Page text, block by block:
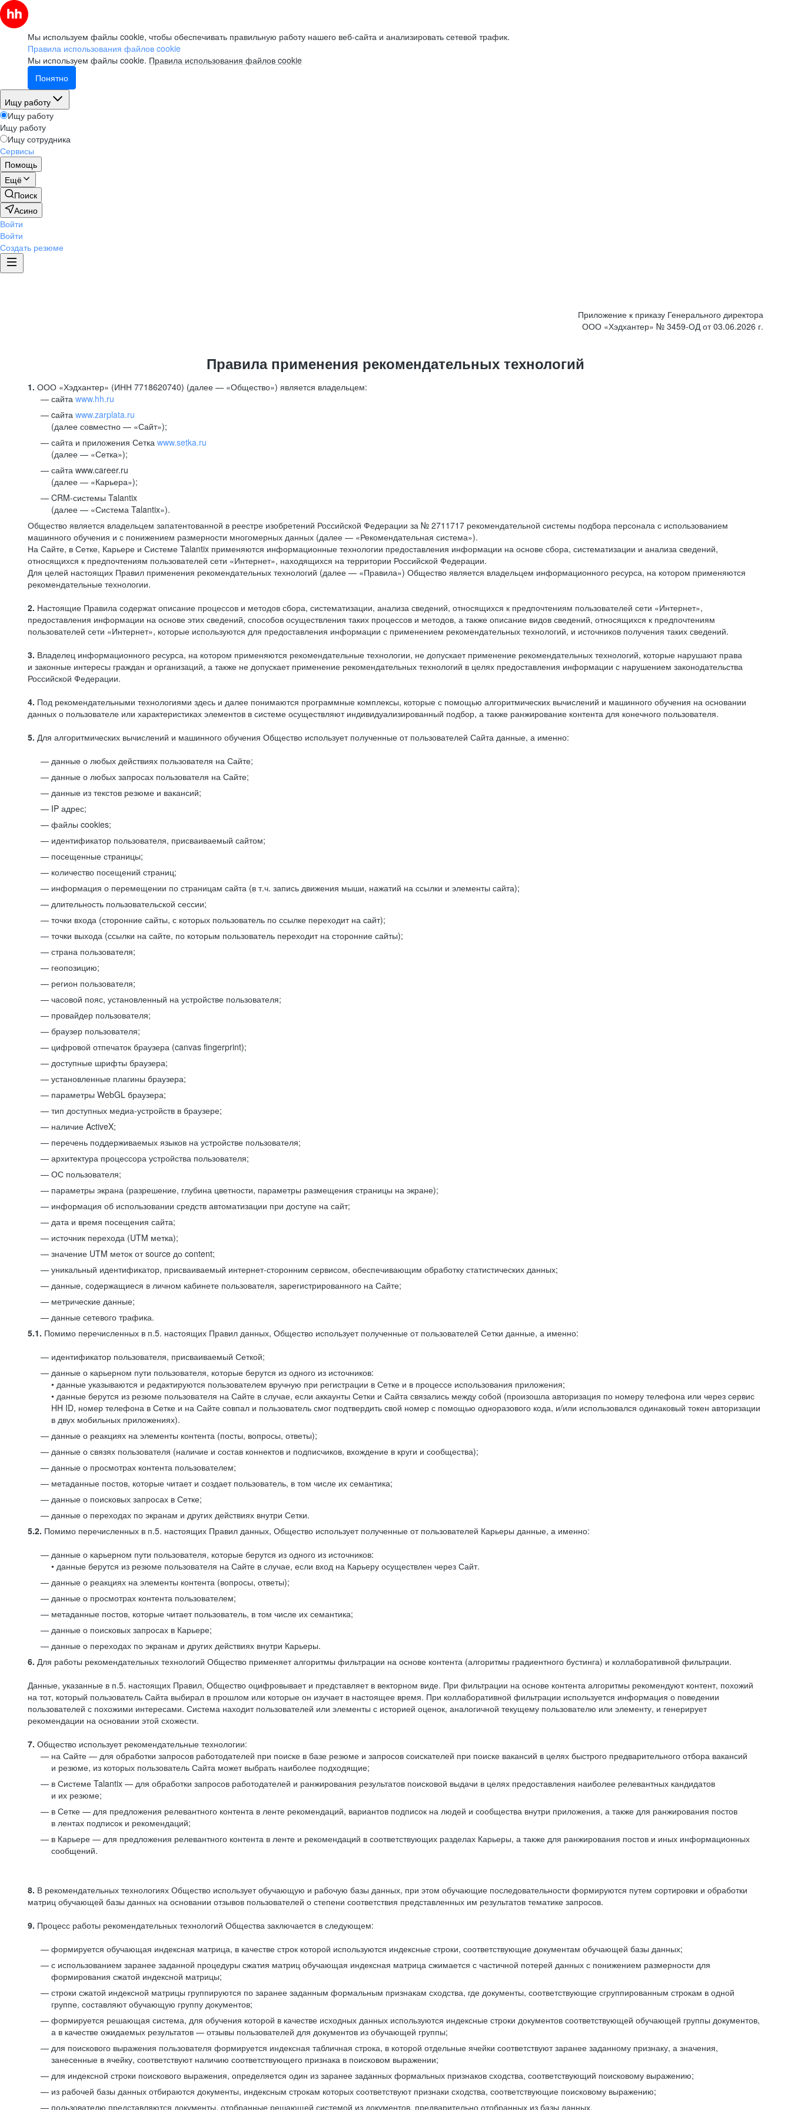
Мы используем файлы cookie, чтобы обеспечивать правильную работу нашего веб-сайта и анализировать сетевой трафик.
Правила использования файлов cookie
Мы используем файлы cookie. Правила использования файлов cookie
Понятно
Ищу работу
Ищу работу
Ищу работу
Ищу сотрудника
Сервисы
Помощь
Ещё
Поиск
Асино
Войти
Войти
Создать резюме
Приложение к приказу Генерального директора
ООО «Хэдхантер» № 3459-ОД от 03.06.2026 г.
Правила применения рекомендательных технологий
1. ООО «Хэдхантер» (ИНН 7718620740) (далее — «Общество») является владельцем:
сайта www.hh.ru
cайта www.zarplata.ru
(далее совместно — «Сайт»);
сайта и приложения Сетка www.setka.ru
(далее — «Сетка»);
сайта www.career.ru
(далее — «Карьера»);
CRM-системы Talantix
(далее — «Система Talantix»).
Общество является владельцем запатентованной в реестре изобретений Российской Федерации за № 2711717 рекомендательной системы подбора персонала с использованием
машинного обучения и с понижением размерности многомерных данных (далее — «Рекомендательная система»).
На Сайте, в Сетке, Карьере и Системе Talantix применяются информационные технологии предоставления информации на основе сбора, систематизации и анализа сведений,
относящихся к предпочтениям пользователей сети «Интернет», находящихся на территории Российской Федерации.
Для целей настоящих Правил применения рекомендательных технологий (далее — «Правила») Общество является владельцем информационного ресурса, на котором применяются
рекомендательные технологии.
2. Настоящие Правила содержат описание процессов и методов сбора, систематизации, анализа сведений, относящихся к предпочтениям пользователей сети «Интернет»,
предоставления информации на основе этих сведений, способов осуществления таких процессов и методов, а также описание видов сведений, относящихся к предпочтениям
пользователей сети «Интернет», которые используются для предоставления информации с применением рекомендательных технологий, и источников получения таких сведений.
3. Владелец информационного ресурса, на котором применяются рекомендательные технологии, не допускает применение рекомендательных технологий, которые нарушают права
и законные интересы граждан и организаций, а также не допускает применение рекомендательных технологий в целях предоставления информации с нарушением законодательства
Российской Федерации.
4. Под рекомендательными технологиями здесь и далее понимаются программные комплексы, которые с помощью алгоритмических вычислений и машинного обучения на основании
данных о пользователе или характеристиках элементов в системе осуществляют индивидуализированный подбор, а также ранжирование контента для конечного пользователя.
5. Для алгоритмических вычислений и машинного обучения Общество использует полученные от пользователей Сайта данные, а именно:
данные о любых действиях пользователя на Сайте;
данные о любых запросах пользователя на Сайте;
данные из текстов резюме и вакансий;
IP адрес;
файлы cookies;
идентификатор пользователя, присваиваемый сайтом;
посещенные страницы;
количество посещений страниц;
информация о перемещении по страницам сайта (в т.ч. запись движения мыши, нажатий на ссылки и элементы сайта);
длительность пользовательской сессии;
точки входа (сторонние сайты, с которых пользователь по ссылке переходит на сайт);
точки выхода (ссылки на сайте, по которым пользователь переходит на сторонние сайты);
страна пользователя;
геопозицию;
регион пользователя;
часовой пояс, установленный на устройстве пользователя;
провайдер пользователя;
браузер пользователя;
цифровой отпечаток браузера (canvas fingerprint);
доступные шрифты браузера;
установленные плагины браузера;
параметры WebGL браузера;
тип доступных медиа-устройств в браузере;
наличие ActiveX;
перечень поддерживаемых языков на устройстве пользователя;
архитектура процессора устройства пользователя;
ОС пользователя;
параметры экрана (разрешение, глубина цветности, параметры размещения страницы на экране);
информация об использовании средств автоматизации при доступе на сайт;
дата и время посещения сайта;
источник перехода (UTM метка);
значение UTM меток от source до content;
уникальный идентификатор, присваиваемый интернет-сторонним сервисом, обеспечивающим обработку статистических данных;
данные, содержащиеся в личном кабинете пользователя, зарегистрированного на Сайте;
метрические данные;
данные сетевого трафика.
5.1. Помимо перечисленных в п.5. настоящих Правил данных, Общество использует полученные от пользователей Сетки данные, а именно:
идентификатор пользователя, присваиваемый Сеткой;
данные о карьерном пути пользователя, которые берутся из одного из источников:
• данные указываются и редактируются пользователем вручную при регистрации в Сетке и в процессе использования приложения;
• данные берутся из резюме пользователя на Сайте в случае, если аккаунты Сетки и Сайта связались между собой (произошла авторизация по номеру телефона или через сервис
HH ID, номер телефона в Сетке и на Сайте совпал и пользователь смог подтвердить свой номер с помощью одноразового кода, и/или использовался одинаковый токен авторизации
в двух мобильных приложениях).
данные о реакциях на элементы контента (посты, вопросы, ответы);
данные о связях пользователя (наличие и состав коннектов и подписчиков, вхождение в круги и сообщества);
данные о просмотрах контента пользователем;
метаданные постов, которые читает и создает пользователь, в том числе их семантика;
данные о поисковых запросах в Сетке;
данные о переходах по экранам и других действиях внутри Сетки.
5.2. Помимо перечисленных в п.5. настоящих Правил данных, Общество использует полученные от пользователей Карьеры данные, а именно:
данные о карьерном пути пользователя, которые берутся из одного из источников:
• данные берутся из резюме пользователя на Сайте в случае, если вход на Карьеру осуществлен через Сайт.
данные о реакциях на элементы контента (вопросы, ответы);
данные о просмотрах контента пользователем;
метаданные постов, которые читает пользователь, в том числе их семантика;
данные о поисковых запросах в Карьере;
данные о переходах по экранам и других действиях внутри Карьеры.
6. Для работы рекомендательных технологий Общество применяет алгоритмы фильтрации на основе контента (алгоритмы градиентного бустинга) и коллаборативной фильтрации.
Данные, указанные в п.5. настоящих Правил, Общество оцифровывает и представляет в векторном виде. При фильтрации на основе контента алгоритмы рекомендуют контент, похожий
на тот, который пользователь Сайта выбирал в прошлом или которые он изучает в настоящее время. При коллаборативной фильтрации используется информация о поведении
пользователей с похожими интересами. Система находит пользователей или элементы с историей оценок, аналогичной текущему пользователю или элементу, и генерирует
рекомендации на основании этой схожести.
7. Общество использует рекомендательные технологии:
на Сайте — для обработки запросов работодателей при поиске в базе резюме и запросов соискателей при поиске вакансий в целях быстрого предварительного отбора вакансий
и резюме, из которых пользователь Сайта может выбрать наиболее подходящие;
в Системе Talantix — для обработки запросов работодателей и ранжирования результатов поисковой выдачи в целях предоставления наиболее релевантных кандидатов
и их резюме;
в Сетке — для предложения релевантного контента в ленте рекомендаций, вариантов подписок на людей и сообщества внутри приложения, а также для ранжирования постов
в лентах подписок и рекомендаций;
в Карьере — для предложения релевантного контента в ленте и рекомендаций в соответствующих разделах Карьеры, а также для ранжирования постов и иных информационных
сообщений.
8. В рекомендательных технологиях Общество использует обучающую и рабочую базы данных, при этом обучающие последовательности формируются путем сортировки и обработки
матриц обучающей базы данных на основании отзывов пользователей о степени соответствия представленных им результатов тематике запросов.
9. Процесс работы рекомендательных технологий Общества заключается в следующем:
формируется обучающая индексная матрица, в качестве строк которой используются индексные строки, соответствующие документам обучающей базы данных;
с использованием заранее заданной процедуры сжатия матриц обучающая индексная матрица сжимается с частичной потерей данных с понижением размерности для
формирования сжатой индексной матрицы;
строки сжатой индексной матрицы группируются по заранее заданным формальным признакам сходства, где документы, соответствующие сгруппированным строкам в одной
группе, составляют обучающую группу документов;
формируется решающая система, для обучения которой в качестве исходных данных используются индексные строки документов соответствующей обучающей группы документов,
а в качестве ожидаемых результатов — отзывы пользователей для документов из обучающей группы;
для поискового выражения пользователя формируется индексная табличная строка, в которой отдельные ячейки соответствуют заранее заданному признаку, а значения,
занесенные в ячейку, соответствуют наличию соответствующего признака в поисковом выражении;
для индексной строки поискового выражения, определяется один из заранее заданных формальных признаков сходства, соответствующий поисковому выражению;
из рабочей базы данных отбираются документы, индексным строкам которых соответствуют признаки сходства, соответствующие поисковому выражению;
пользователю представляются документы, отобранные решающей системой из документов, предварительно отобранных из базы данных.